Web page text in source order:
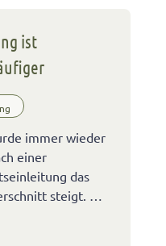
ist
immer wieder
einer
das
steigt. …